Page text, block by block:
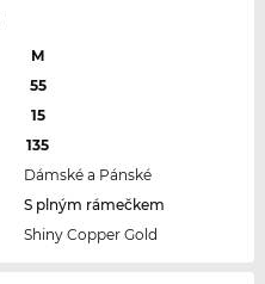
M
55
15
135
Dámské a Pánské
S plným rámečkem
Shiny Copper Gold